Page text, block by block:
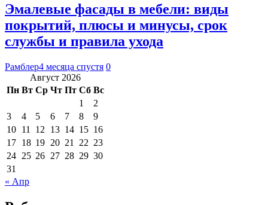
Эмалевые фасады в мебели: виды
покрытий, плюсы и минусы, срок
службы и правила ухода
Рамблер4 месяца спустя 0
Август 2026
Пн Вт Ср Чт Пт Сб Вс
1
2
3
4 5 6 7 8
9
10 11 12 13 14 15 16
17 18 19 20 21 22 23
24 25 26 27 28 29 30
31
« Апр